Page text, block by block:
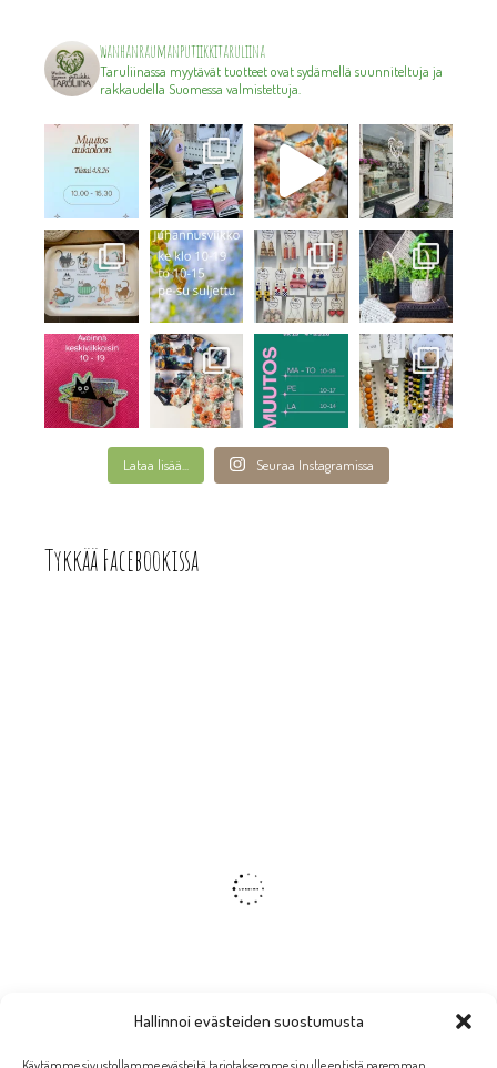
Hallinnoi evästeiden suostumusta
wanhanraumanputiikkitaruliina
Taruliinassa myytävät tuotteet ovat sydämellä suunniteltuja ja
rakkaudella Suomessa valmistettuja.
Lataa lisää... Seuraa Instagramissa
Tykkää Facebookissa